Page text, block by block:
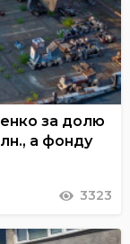
за долю
а фонду
3323